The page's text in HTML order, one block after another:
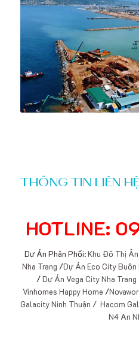
THÔNG TIN LIÊN HỆ
HOTLINE:
Dự Án Phân Phối:Khu Đô Thị
Nha Trang /Dự Án Eco City
/Dự Án Vega City Nha Trang
Vinhomes Happy Home /
Galacity Ninh Thuận / Hacom
N4 An